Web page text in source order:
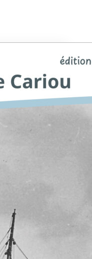
la mer
partie
l’histoire
siècle,
y